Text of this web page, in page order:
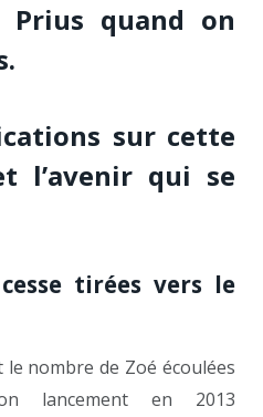
Prius quand on
sur cette
l’avenir qui se
tirées vers le
le nombre de Zoé écoulées
lancement en 2013